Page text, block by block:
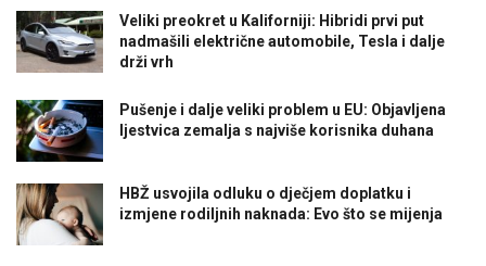
Veliki preokret u Kaliforniji: Hibridi prvi put
nadmašili električne automobile, Tesla i dalje
drži vrh
Pušenje i dalje veliki problem u EU: Objavljena
ljestvica zemalja s najviše korisnika duhana
HBŽ usvojila odluku o dječjem doplatku i
izmjene rodiljnih naknada: Evo što se mijenja